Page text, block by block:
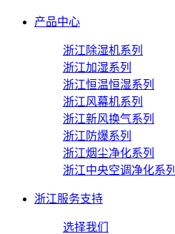
产品中心
浙江除湿机系列
浙江加湿系列
浙江恒温恒湿系列
浙江风幕机系列
浙江新风换气系列
浙江防爆系列
浙江烟尘净化系列
浙江中央空调净化系列
浙江服务支持
选择我们